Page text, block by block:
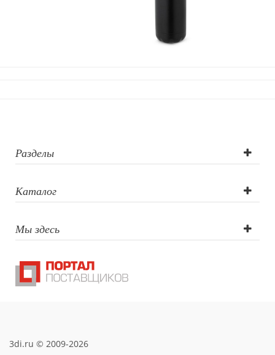
Разделы
Каталог
Мы здесь
3di.ru © 2009-2026